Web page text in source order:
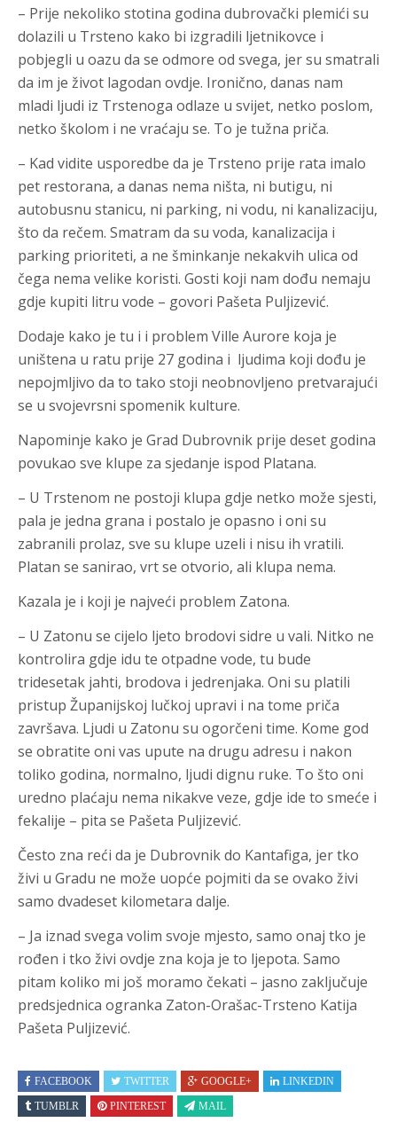
– Prije nekoliko stotina godina dubrovački plemići su
dolazili u Trsteno kako bi izgradili ljetnikovce i
pobjegli u oazu da se odmore od svega, jer su smatrali
da im je život lagodan ovdje. Ironično, danas nam
mladi ljudi iz Trstenoga odlaze u svijet, netko poslom,
netko školom i ne vraćaju se. To je tužna priča.
– Kad vidite usporedbe da je Trsteno prije rata imalo
pet restorana, a danas nema ništa, ni butigu, ni
autobusnu stanicu, ni parking, ni vodu, ni kanalizaciju,
što da rečem. Smatram da su voda, kanalizacija i
parking prioriteti, a ne šminkanje nekakvih ulica od
čega nema velike koristi. Gosti koji nam dođu nemaju
gdje kupiti litru vode – govori Pašeta Puljizević.
Dodaje kako je tu i i problem Ville Aurore koja je
uništena u ratu prije 27 godina i ljudima koji dođu je
nepojmljivo da to tako stoji neobnovljeno pretvarajući
se u svojevrsni spomenik kulture.
Napominje kako je Grad Dubrovnik prije deset godina
povukao sve klupe za sjedanje ispod Platana.
– U Trstenom ne postoji klupa gdje netko može sjesti,
pala je jedna grana i postalo je opasno i oni su
zabranili prolaz, sve su klupe uzeli i nisu ih vratili.
Platan se sanirao, vrt se otvorio, ali klupa nema.
Kazala je i koji je najveći problem Zatona.
– U Zatonu se cijelo ljeto brodovi sidre u vali. Nitko ne
kontrolira gdje idu te otpadne vode, tu bude
tridesetak jahti, brodova i jedrenjaka. Oni su platili
pristup Županijskoj lučkoj upravi i na tome priča
završava. Ljudi u Zatonu su ogorčeni time. Kome god
se obratite oni vas upute na drugu adresu i nakon
toliko godina, normalno, ljudi dignu ruke. To što oni
uredno plaćaju nema nikakve veze, gdje ide to smeće i
fekalije – pita se Pašeta Puljizević.
Često zna reći da je Dubrovnik do Kantafiga, jer tko
živi u Gradu ne može uopće pojmiti da se ovako živi
samo dvadeset kilometara dalje.
– Ja iznad svega volim svoje mjesto, samo onaj tko je
rođen i tko živi ovdje zna koja je to ljepota. Samo
pitam koliko mi još moramo čekati – jasno zaključuje
predsjednica ogranka Zaton-Orašac-Trsteno Katija
Pašeta Puljizević.
FACEBOOK TWITTER GOOGLE+
LINKEDIN
TUMBLR
PINTEREST MAIL